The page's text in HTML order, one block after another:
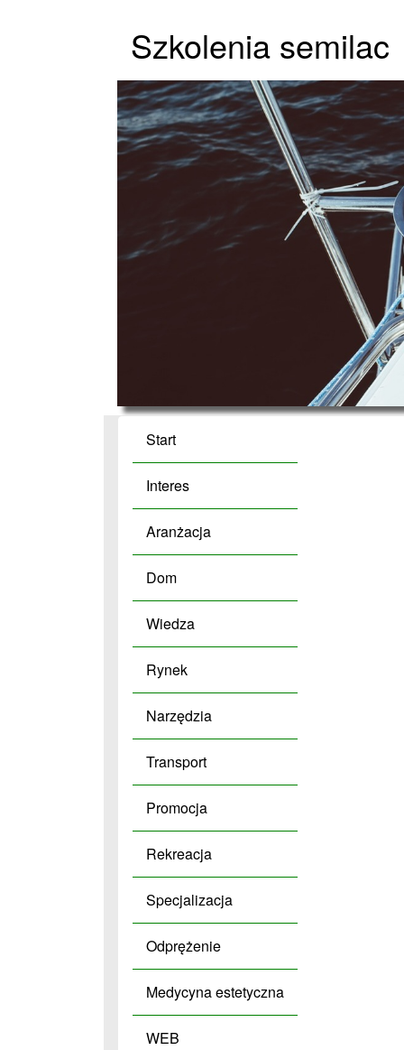
Szkolenia semilac
Start
Interes
Aranżacja
Dom
Wiedza
Rynek
Narzędzia
Transport
Promocja
Rekreacja
Specjalizacja
Odprężenie
Medycyna estetyczna
WEB